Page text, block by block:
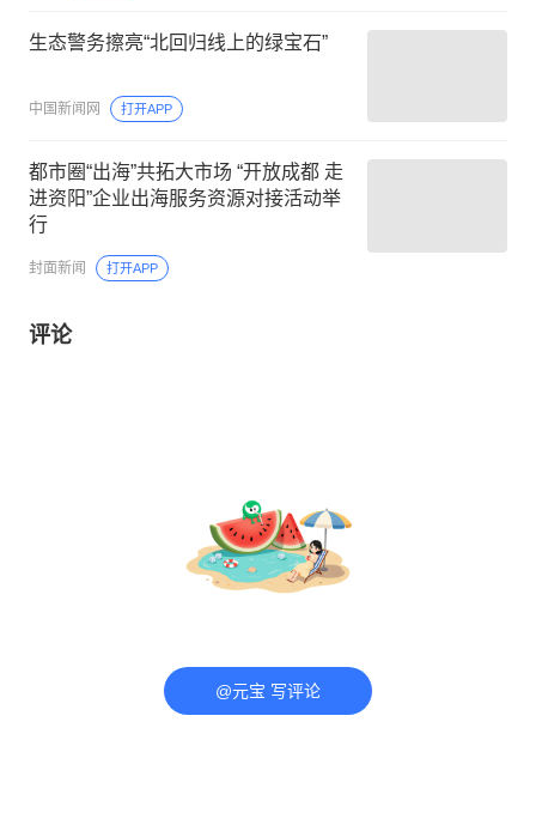
生态警务擦亮“北回归线上的绿宝石”
中国新闻网 打开APP
都市圈“出海”共拓大市场 “开放成都 走
进资阳”企业出海服务资源对接活动举
行
封面新闻 打开APP
评论
@元宝 写评论